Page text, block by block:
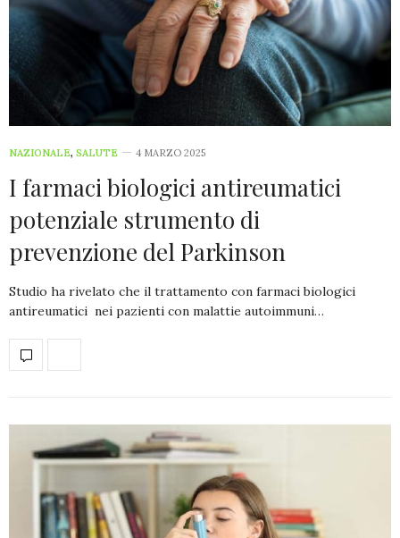
NAZIONALE, SALUTE 4 MARZO 2025
I farmaci biologici antireumatici
potenziale strumento di
prevenzione del Parkinson
Studio ha rivelato che il trattamento con farmaci biologici
antireumatici nei pazienti con malattie autoimmuni…